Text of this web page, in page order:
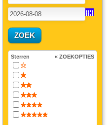
Sterren « ZOEKOPTIES